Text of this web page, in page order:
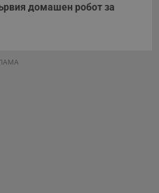
домашен робот за